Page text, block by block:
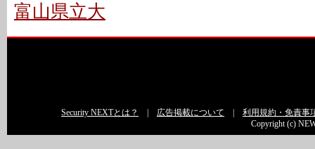
富山県立大
Security NEXTとは？ 広告掲載について
利用規約・免責事
Copyright (c)